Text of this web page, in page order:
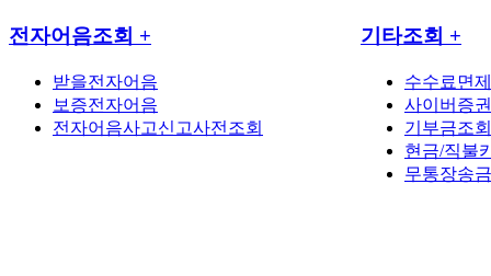
전자어음조회 +
받을전자어음
보증전자어음
전자어음사고신고사전조회
기타조회 +
수수료면
사이버증
기부금조회
현금/직불
무통장송